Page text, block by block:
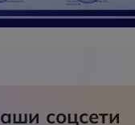
соцсети